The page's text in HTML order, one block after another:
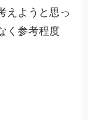
えようと思っ
く参考程度